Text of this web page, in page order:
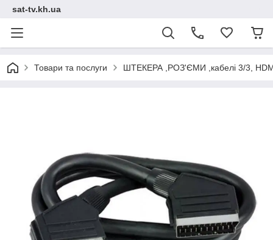
sat-tv.kh.ua
Товари та послуги ШТЕКЕРА ,РОЗ'ЄМИ ,кабелі 3/3,